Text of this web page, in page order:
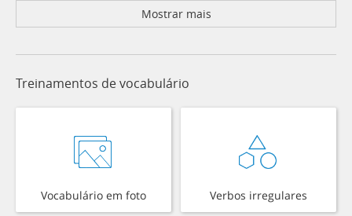
Mostrar mais
Treinamentos de vocabulário
Vocabulário em foto Verbos irregulares